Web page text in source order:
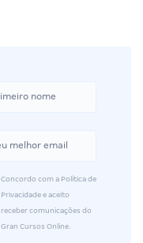
Concordo com a Política de
Privacidade e aceito
receber comunicações do
Gran Cursos Online.